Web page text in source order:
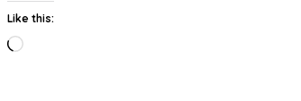
Like this:
Loading…